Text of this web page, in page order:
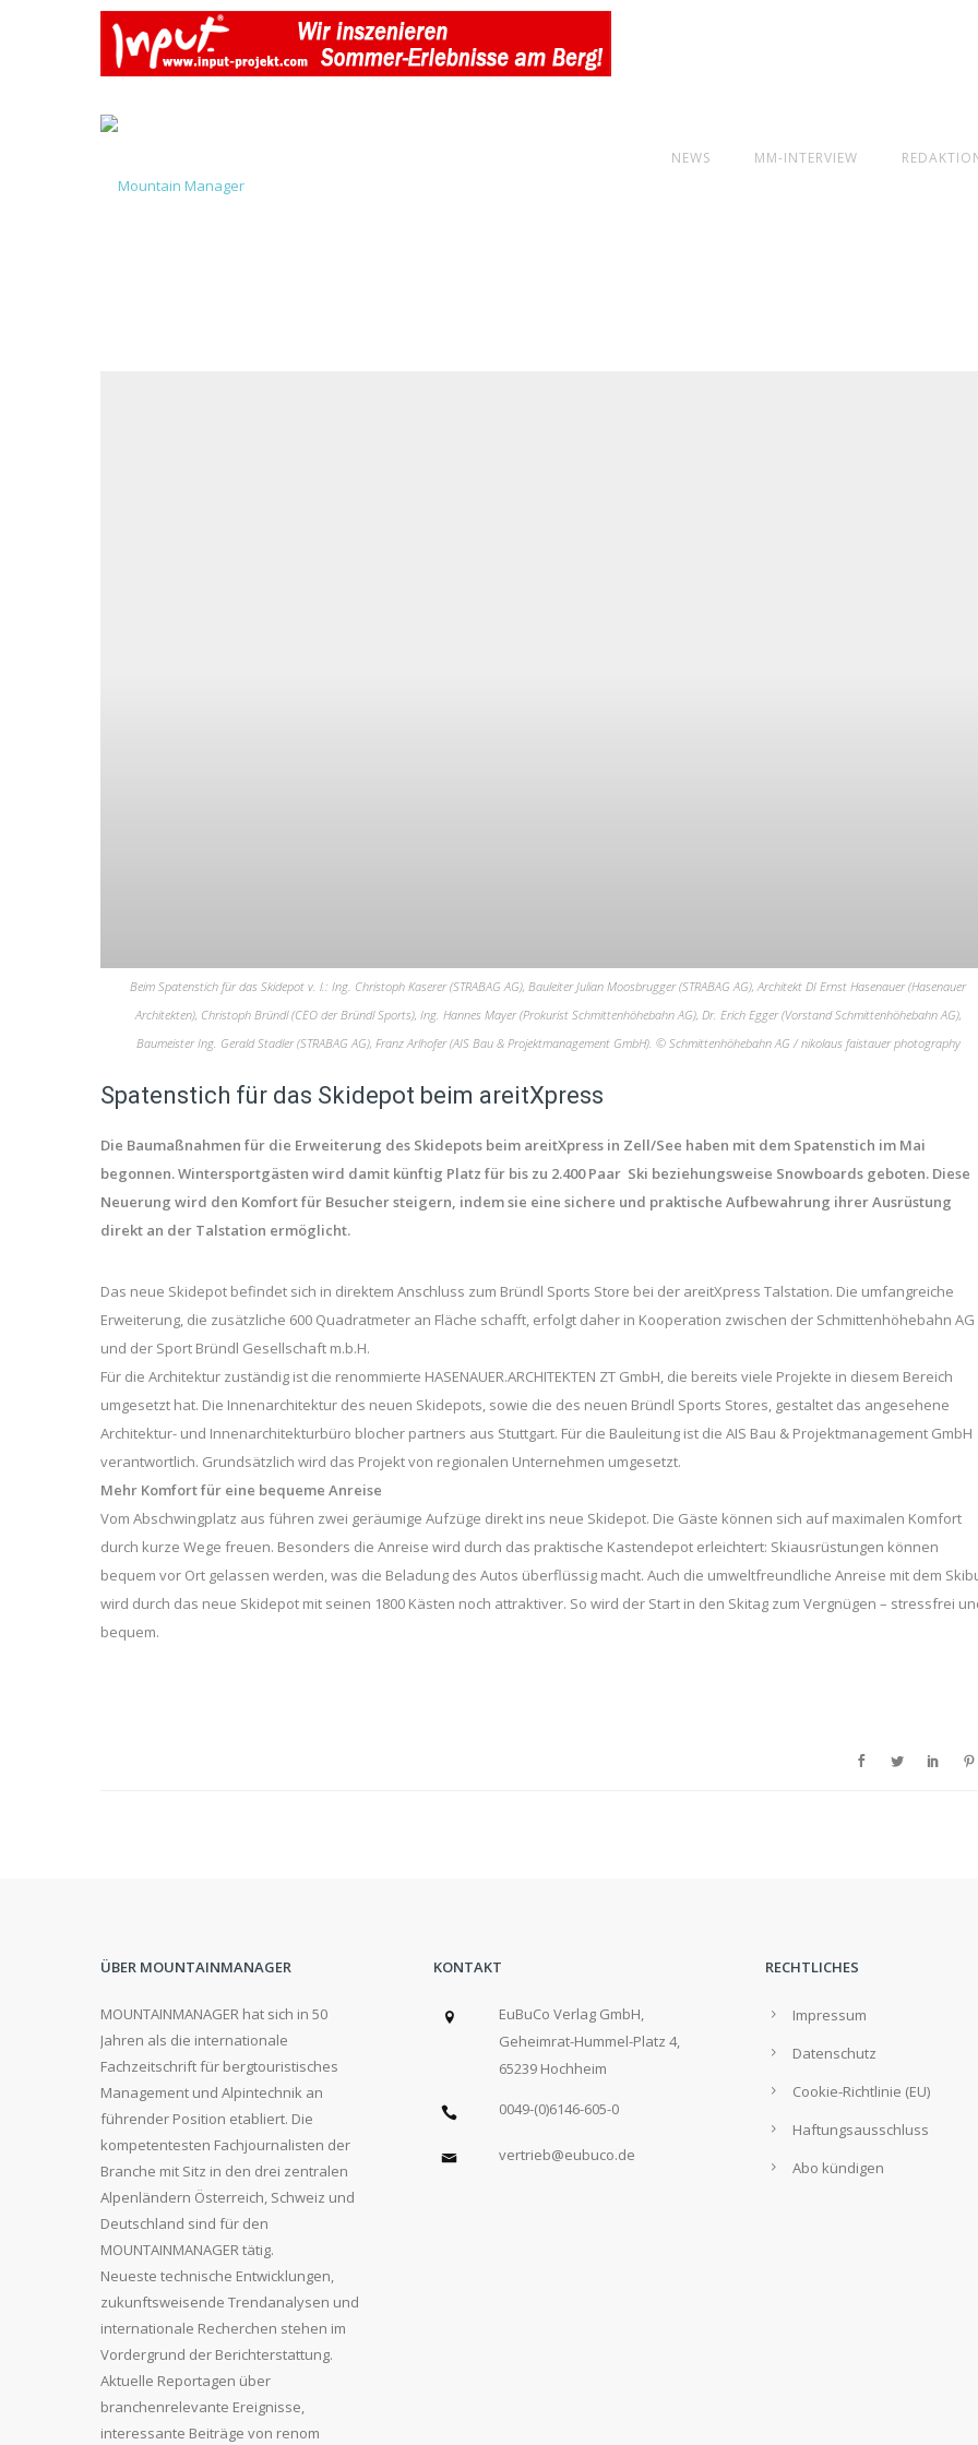
NEWS MM-INTERVIEW
Beim Spatenstich für das Skidepot v. l.: Ing. Christoph Kaserer (STRABAG AG), Bauleiter Julian Moosbrugger (STRABAG AG), Architekt DI Ernst Hasenauer (Hasenauer
Architekten), Christoph Bründl (CEO der Bründl Sports), Ing. Hannes Mayer (Prokurist Schmittenhöhebahn AG), Dr. Erich Egger (Vorstand Schmittenhöhebahn AG),
Baumeister Ing. Gerald Stadler (STRABAG AG), Franz Arlhofer (AIS Bau & Projektmanagement GmbH). © Schmittenhöhebahn AG / nikolaus faistauer photography
Spatenstich für das Skidepot beim areitXpress
Die Baumaßnahmen für die Erweiterung des Skidepots beim areitXpress in Zell/See haben mit dem Spatenstich im Mai
begonnen. Wintersportgästen wird damit künftig Platz für bis zu 2.400 Paar Ski beziehungsweise Snowboards geboten. Diese
Neuerung wird den Komfort für Besucher steigern, indem sie eine sichere und praktische Aufbewahrung ihrer Ausrüstung
direkt an der Talstation ermöglicht.
Das neue Skidepot befindet sich in direktem Anschluss zum Bründl Sports Store bei der areitXpress Talstation. Die umfangreiche
Erweiterung, die zusätzliche 600 Quadratmeter an Fläche schafft, erfolgt daher in Kooperation zwischen der Schmittenhöhebahn AG
und der Sport Bründl Gesellschaft m.b.H.
Für die Architektur zuständig ist die renommierte HASENAUER.ARCHITEKTEN ZT GmbH, die bereits viele Projekte in diesem Bereich
umgesetzt hat. Die Innenarchitektur des neuen Skidepots, sowie die des neuen Bründl Sports Stores, gestaltet das angesehene
Architektur- und Innenarchitekturbüro blocher partners aus Stuttgart. Für die Bauleitung ist die AIS Bau & Projektmanagement GmbH
verantwortlich. Grundsätzlich wird das Projekt von regionalen Unternehmen umgesetzt.
Mehr Komfort für eine bequeme Anreise
Vom Abschwingplatz aus führen zwei geräumige Aufzüge direkt ins neue Skidepot. Die Gäste können sich auf maximalen Komfort
durch kurze Wege freuen. Besonders die Anreise wird durch das praktische Kastendepot erleichtert: Skiausrüstungen können
bequem vor Ort gelassen werden, was die Beladung des Autos überflüssig macht. Auch die umweltfreundliche Anreise mit dem
wird durch das neue Skidepot mit seinen 1800 Kästen noch attraktiver. So wird der Start in den Skitag zum Vergnügen – stressfrei
bequem.
ÜBER MOUNTAINMANAGER
MOUNTAINMANAGER hat sich in 50
Jahren als die internationale
Fachzeitschrift für bergtouristisches
Management und Alpintechnik an
führender Position etabliert. Die
kompetentesten Fachjournalisten der
Branche mit Sitz in den drei zentralen
Alpenländern Österreich, Schweiz und
Deutschland sind für den
MOUNTAINMANAGER tätig.
Neueste technische Entwicklungen,
zukunftsweisende Trendanalysen und
internationale Recherchen stehen im
Vordergrund der Berichterstattung.
Aktuelle Reportagen über
branchenrelevante Ereignisse,
interessante Beiträge von renom
KONTAKT
EuBuCo Verlag GmbH,
Geheimrat-Hummel-Platz 4,
65239 Hochheim
0049-(0)6146-605-0
vertrieb@eubuco.de
RECHTLICHES
Impressum
Datenschutz
Cookie-Richtlinie (EU)
Haftungsausschluss
Abo kündigen